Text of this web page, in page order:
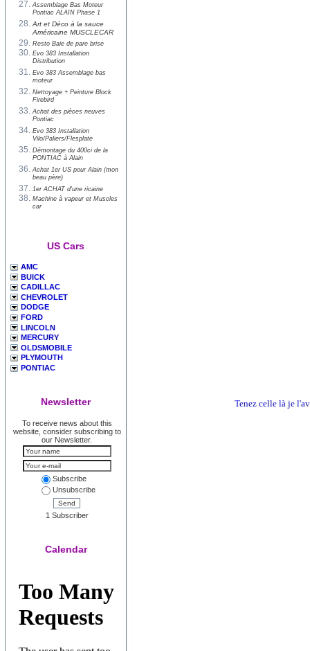
Assemblage Bas Moteur
Pontiac ALAIN Phase 1
Art et Déco à la sauce
Américaine MUSCLECAR
Resto Baie de pare brise
Evo 383 Installation
Distribution
Evo 383 Assemblage bas
moteur
Nettoyage + Peinture Block
Firebird
Achat des pièces neuves
Pontiac
Evo 383 Installation
Vilo/Paliers/Flesplate
Démontage du 400ci de la
PONTIAC à Alain
Achat 1er US pour Alain (mon
beau père)
1er ACHAT d'une ricaine
Machine à vapeur et Muscles
car
US Cars
AMC
BUICK
CADILLAC
CHEVROLET
DODGE
FORD
LINCOLN
MERCURY
OLDSMOBILE
PLYMOUTH
PONTIAC
Newsletter
To receive news about this
website, consider subscribing to
our Newsletter.
Subscribe
Unsubscribe
Send
1 Subscriber
Calendar
Tenez celle là je